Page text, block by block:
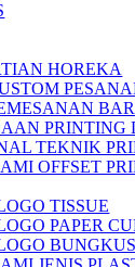
HOREKA
PRINTING
TEKNIK
OFFSET
TISSUE
PAPER